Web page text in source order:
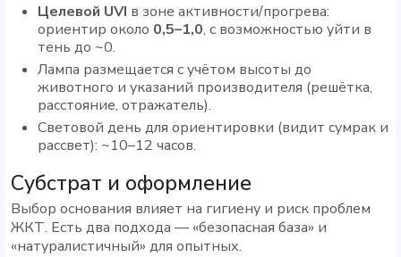
Целевой UVI в зоне активности/прогрева:
ориентир около 0,5–1,0, с возможностью уйти в
тень до ~0.
Лампа размещается с учётом высоты до
животного и указаний производителя (решётка,
расстояние, отражатель).
Световой день для ориентировки (видит сумрак и
рассвет): ~10–12 часов.
Субстрат и оформление
Выбор основания влияет на гигиену и риск проблем
ЖКТ. Есть два подхода — «безопасная база» и
«натуралистичный» для опытных.